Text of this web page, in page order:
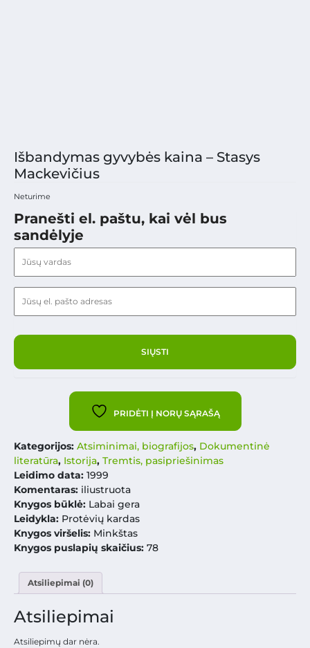
Išbandymas gyvybės kaina – Stasys
Mackevičius
Neturime
Pranešti el. paštu, kai vėl bus
sandėlyje
PRIDĖTI Į NORŲ SĄRAŠĄ
Kategorijos: Atsiminimai, biografijos, Dokumentinė
literatūra, Istorija, Tremtis, pasipriešinimas
Leidimo data: 1999
Komentaras: iliustruota
Knygos būklė: Labai gera
Leidykla: Protėvių kardas
Knygos viršelis: Minkštas
Knygos puslapių skaičius: 78
Atsiliepimai (0)
Atsiliepimai
Atsiliepimų dar nėra.